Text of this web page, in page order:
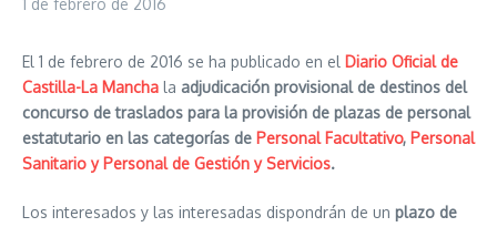
1 de febrero de 2016
El 1 de febrero de 2016 se ha publicado en el Diario Oficial de
Castilla-La Mancha la adjudicación provisional de destinos del
concurso de traslados para la provisión de plazas de personal
estatutario en las categorías de Personal Facultativo, Personal
Sanitario y Personal de Gestión y Servicios.
Los interesados y las interesadas dispondrán de un plazo de